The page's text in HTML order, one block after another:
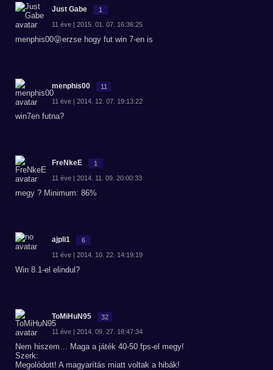
Just Gabe 1
11 éve | 2015. 01. 07. 16:36:25
menphis00😜erzse hogy fut win 7-en is
menphis00 11
11 éve | 2014. 12. 07. 19:13:22
win7en futna?
FreNkeE 1
11 éve | 2014. 11. 09. 20:00:33
megy ? Minimum: 86%
ajpli1 6
11 éve | 2014. 10. 22. 14:19:19
Win 8.1-el elindul?
ToMiHuN95 32
11 éve | 2014. 09. 27. 19:47:34
Nem hiszem… Maga a játék 40-50 fps-el megy!
Szerk:
Megolódott! A magyarítás miatt voltak a hibák!